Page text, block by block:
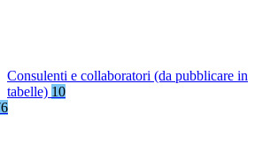
Consulenti e collaboratori (da pubblicare in
tabelle) 10